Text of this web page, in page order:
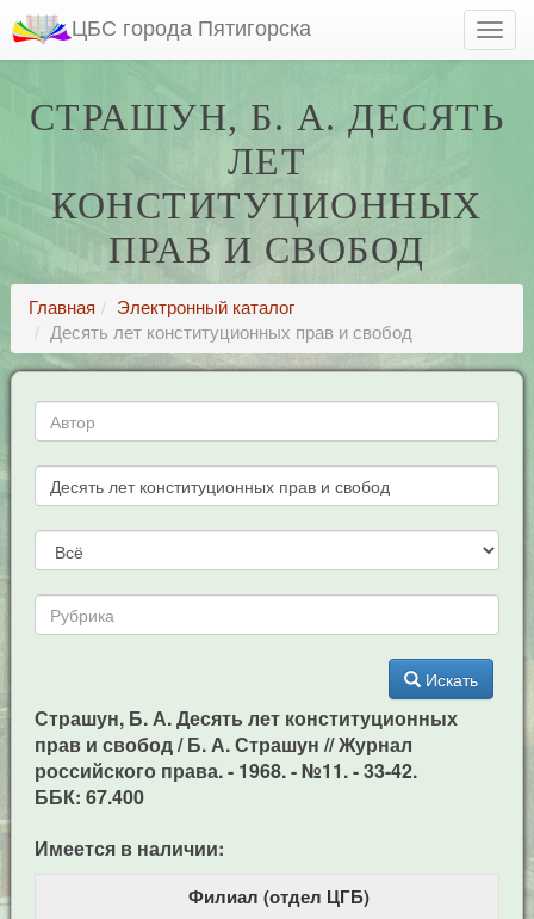
ЦБС города Пятигорска
СТРАШУН, Б. А. ДЕСЯТЬ
ЛЕТ
КОНСТИТУЦИОННЫХ
ПРАВ И СВОБОД
Главная
Электронный каталог
Десять лет конституционных прав и свобод
Искать
Страшун, Б. А. Десять лет конституционных
прав и свобод / Б. А. Страшун // Журнал
российского права. - 1968. - №11. - 33-42.
ББК: 67.400
Имеется в наличии:
Филиал (отдел ЦГБ)